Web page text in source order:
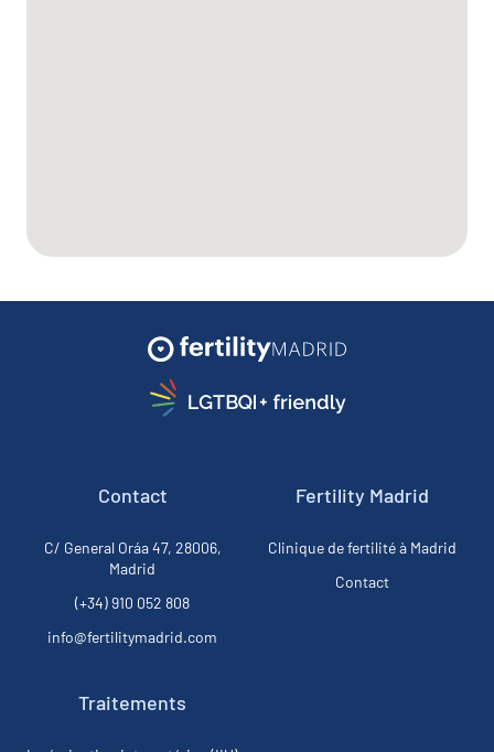
Contact
C/ General Oráa 47, 28006,
Madrid
(+34) 910 052 808
info@fertilitymadrid.com
Fertility Madrid
Clinique de fertilité à Madrid
Contact
Traitements